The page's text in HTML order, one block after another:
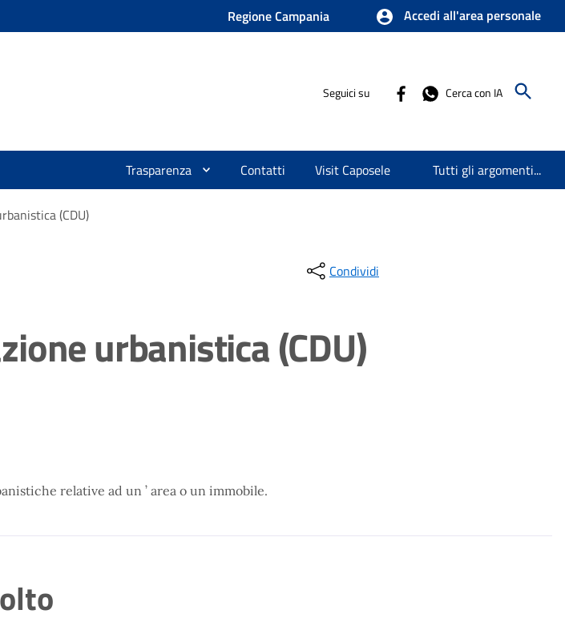
Regione Campania Accedi all'area personale
Seguici su Cerca con IA
Trasparenza Contatti Visit Caposele Tutti gli argomenti...
(CDU)
Condividi
urbanistica (CDU)
relative ad un ’ area o un immobile.